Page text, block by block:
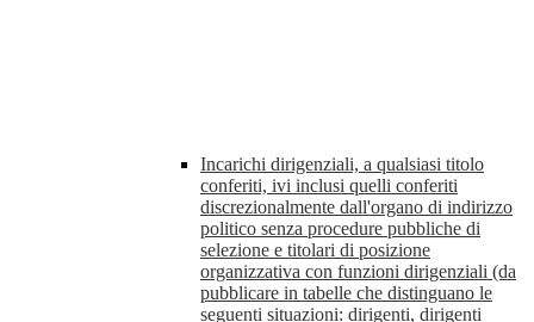
Incarichi dirigenziali, a qualsiasi titolo
conferiti, ivi inclusi quelli conferiti
discrezionalmente dall'organo di indirizzo
politico senza procedure pubbliche di
selezione e titolari di posizione
organizzativa con funzioni dirigenziali (da
pubblicare in tabelle che distinguano le
seguenti situazioni: dirigenti, dirigenti